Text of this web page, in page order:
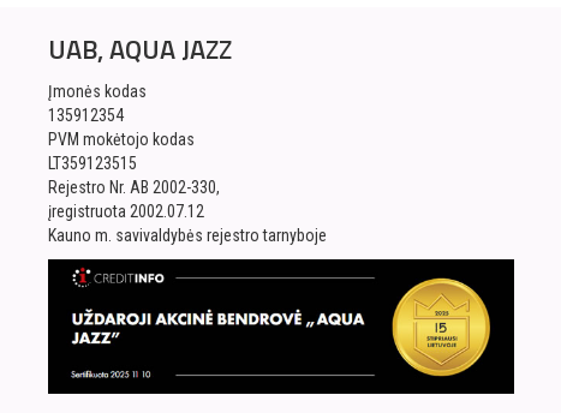
UAB, AQUA JAZZ
Įmonės kodas
135912354
PVM mokėtojo kodas
LT359123515
Rejestro Nr. AB 2002-330,
įregistruota 2002.07.12
Kauno m. savivaldybės rejestro tarnyboje